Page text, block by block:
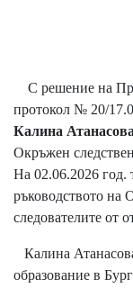
С решение на
протокол № 20/
Калина
Окръжен
На 02.06.2026 год.
ръководството на
следователите от
Калина
образование в